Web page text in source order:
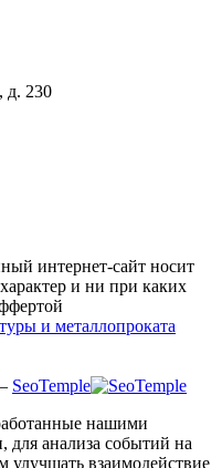
д. 230
интернет-сайт носит
и ни при каких
и металлопроката
SeoTemple
нашими
для анализа событий на
улучшать взаимодействие